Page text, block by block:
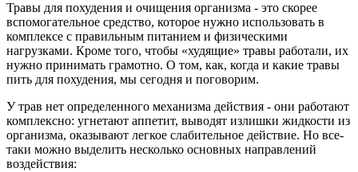
Травы для похудения и очищения организма - это скорее
вспомогательное средство, которое нужно использовать в
комплексе с правильным питанием и физическими
нагрузками. Кроме того, чтобы «худящие» травы работали, их
нужно принимать грамотно. О том, как, когда и какие травы
пить для похудения, мы сегодня и поговорим.
У трав нет определенного механизма действия - они работают
комплексно: угнетают аппетит, выводят излишки жидкости из
организма, оказывают легкое слабительное действие. Но все-
таки можно выделить несколько основных направлений
воздействия: